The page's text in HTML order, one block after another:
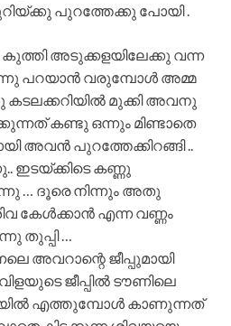
പുറത്തേക്കു പോയി .
അടുക്കളയിലേക്കു വന്ന
പറയാൻ വരുമ്പോൾ അമ്മ
കടലക്കറിയിൽ മുക്കി അവനു
കണ്ടു ഒന്നും മിണ്ടാതെ
അവൻ പുറത്തേക്കിറങ്ങി ..
ഇടയ്ക്കിടെ കണ്ണു
… ദൂരെ നിന്നും അതു
കേൾക്കാൻ എന്ന വണ്ണം
തുപ്പി …
അവറാന്റെ ജീപ്പുമായി
ജീപ്പിൽ ടൗണിലെ
എത്തുമ്പോൾ കാണുന്നത്